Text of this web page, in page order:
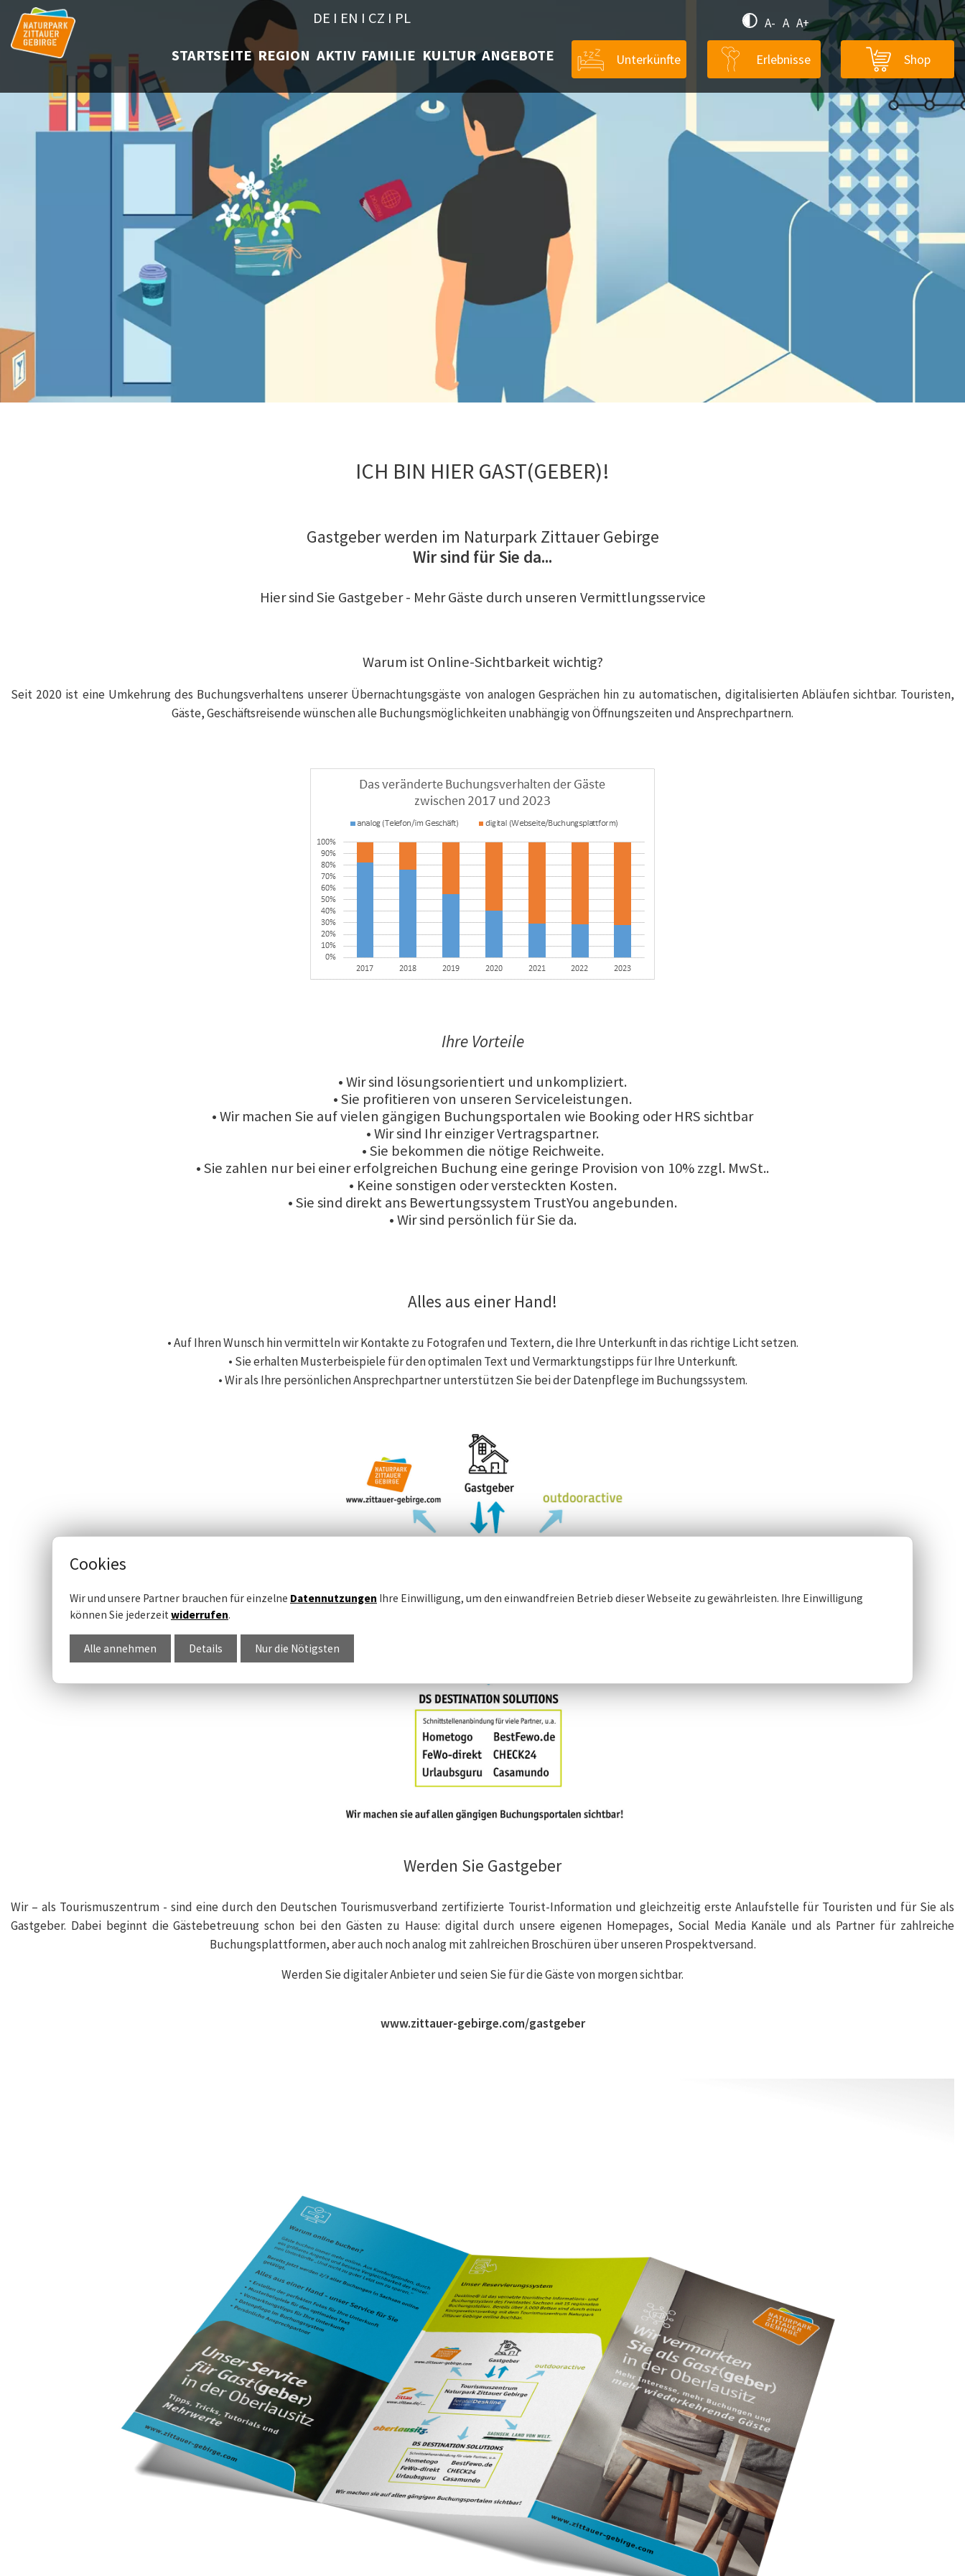
A- A A+
DE I EN I CZ I PL
STARTSEITE REGION AKTIV FAMILIE KULTUR ANGEBOTE Unterkünfte Erlebnisse Shop
ICH BIN HIER GAST(GEBER)!
Gastgeber werden im Naturpark Zittauer Gebirge
Wir sind für Sie da...
Hier sind Sie Gastgeber - Mehr Gäste durch unseren Vermittlungsservice
Warum ist Online-Sichtbarkeit wichtig?
Seit 2020 ist eine Umkehrung des Buchungsverhaltens unserer Übernachtungsgäste von analogen Gesprächen hin zu automatischen, digitalisierten Abläufen sichtbar. Touristen,
Gäste, Geschäftsreisende wünschen alle Buchungsmöglichkeiten unabhängig von Öffnungszeiten und Ansprechpartnern.
Ihre Vorteile
• Wir sind lösungsorientiert und unkompliziert.
• Sie profitieren von unseren Serviceleistungen.
• Wir machen Sie auf vielen gängigen Buchungsportalen wie Booking oder HRS sichtbar
• Wir sind Ihr einziger Vertragspartner.
• Sie bekommen die nötige Reichweite.
• Sie zahlen nur bei einer erfolgreichen Buchung eine geringe Provision von 10% zzgl. MwSt..
• Keine sonstigen oder versteckten Kosten.
• Sie sind direkt ans Bewertungssystem TrustYou angebunden.
• Wir sind persönlich für Sie da.
Alles aus einer Hand!
• Auf Ihren Wunsch hin vermitteln wir Kontakte zu Fotografen und Textern, die Ihre Unterkunft in das richtige Licht setzen.
• Sie erhalten Musterbeispiele für den optimalen Text und Vermarktungstipps für Ihre Unterkunft.
• Wir als Ihre persönlichen Ansprechpartner unterstützen Sie bei der Datenpflege im Buchungssystem.
Werden Sie Gastgeber
Wir – als Tourismuszentrum - sind eine durch den Deutschen Tourismusverband zertifizierte Tourist-Information und gleichzeitig erste Anlaufstelle für Touristen und für Sie als
Gastgeber. Dabei beginnt die Gästebetreuung schon bei den Gästen zu Hause: digital durch unsere eigenen Homepages, Social Media Kanäle und als Partner für zahlreiche
Buchungsplattformen, aber auch noch analog mit zahlreichen Broschüren über unseren Prospektversand.
Werden Sie digitaler Anbieter und seien Sie für die Gäste von morgen sichtbar.
www.zittauer-gebirge.com/gastgeber
Cookies
Wir und unsere Partner brauchen für einzelne Datennutzungen Ihre Einwilligung, um den einwandfreien Betrieb dieser Webseite zu gewährleisten. Ihre Einwilligung
können Sie jederzeit widerrufen.
Alle annehmen Details Nur die Nötigsten